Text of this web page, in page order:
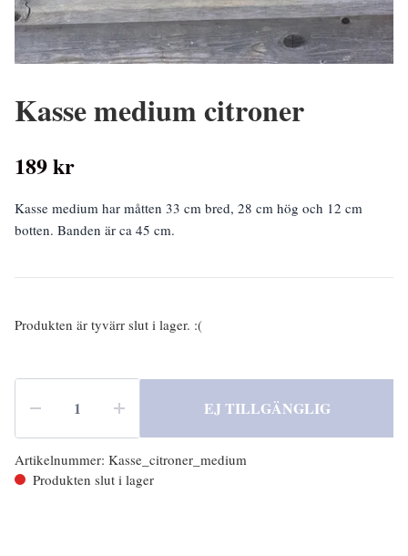
Kasse medium citroner
189 kr
Kasse medium har måtten 33 cm bred, 28 cm hög och 12 cm
botten. Banden är ca 45 cm.
Produkten är tyvärr slut i lager. :(
EJ TILLGÄNGLIG
Artikelnummer: Kasse_citroner_medium
Produkten slut i lager